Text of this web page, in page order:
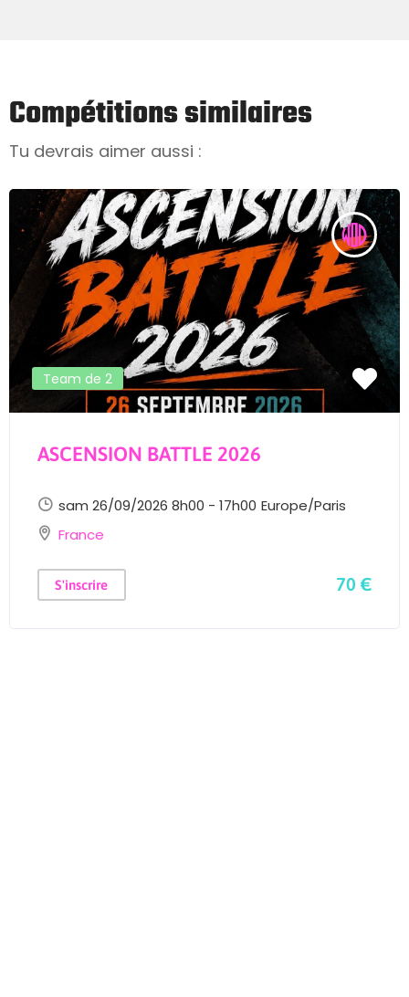
Compétitions similaires
Tu devrais aimer aussi :
Team de 2
ASCENSION BATTLE 2026
sam 26/09/2026 8h00 - 17h00 Europe/Paris
France
S'inscrire 70 €